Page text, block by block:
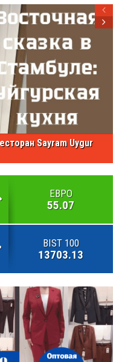
Sayram Uygur
ЕВРО
55.07
BIST 100
13703.13